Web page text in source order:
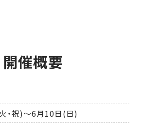
開催概要
・祝)～6月10日(日)